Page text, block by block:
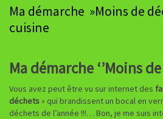
Ma démarche »Moins de
cuisine
Ma démarche ‘’Moins
Vous avez peut être vu sur internet des
déchets» qui brandissent un bocal en
déchets de l’année !!!… Bon, je me suis